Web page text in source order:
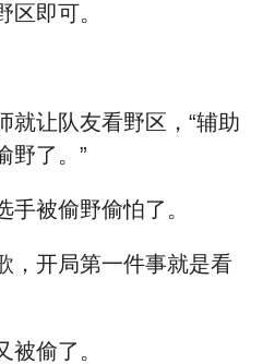
区即可。
就让队友看野区，“辅助
野了。”
手被偷野偷怕了。
，开局第一件事就是看
被偷了。